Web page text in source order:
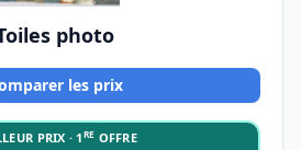
photo
les prix
PRIX · 1RE OFFRE